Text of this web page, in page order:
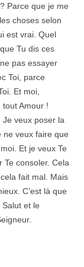
Parce que je me
choses selon
est vrai. Quel
Tu dis ces
pas essayer
Toi, parce
Et moi,
tout Amour !
Je veux poser la
ne veux faire que
Et je veux Te
consoler. Cela
fait mal. Mais
C’est là que
et le